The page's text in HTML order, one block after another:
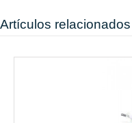
Artículos relacionados